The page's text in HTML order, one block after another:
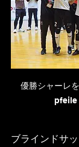
優勝シャーレ
pfeile
ブラインドサ